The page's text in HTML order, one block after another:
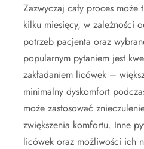
Zazwyczaj cały proces
kilku miesięcy, w zależności
potrzeb pacjenta oraz
popularnym pytaniem jest
zakładaniem licówek –
minimalny dyskomfort
może zastosować
zwiększenia komfortu. Inne
licówek oraz możliwości ich